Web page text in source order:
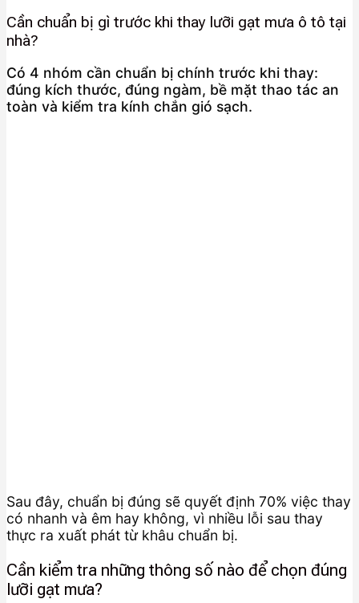
Cần chuẩn bị gì trước khi thay lưỡi gạt mưa ô tô tại
nhà?
Có 4 nhóm cần chuẩn bị chính trước khi thay:
đúng kích thước, đúng ngàm, bề mặt thao tác an
toàn và kiểm tra kính chắn gió sạch.
Sau đây, chuẩn bị đúng sẽ quyết định 70% việc thay
có nhanh và êm hay không, vì nhiều lỗi sau thay
thực ra xuất phát từ khâu chuẩn bị.
Cần kiểm tra những thông số nào để chọn đúng
lưỡi gạt mưa?